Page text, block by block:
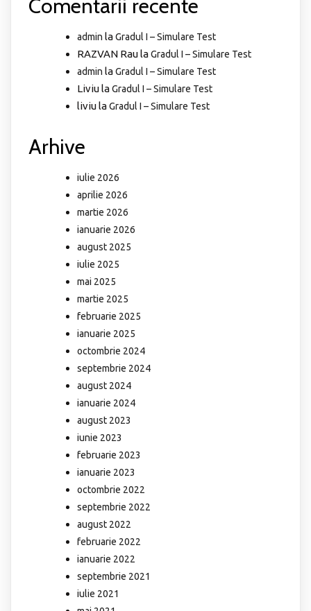
Comentarii recente
admin laGradul I – Simulare Test
RAZVAN RaulaGradul I – Simulare Test
admin laGradul I – Simulare Test
LiviulaGradul I – Simulare Test
liviulaGradul I – Simulare Test
Arhive
iulie 2026
aprilie 2026
martie 2026
ianuarie 2026
august 2025
iulie 2025
mai 2025
martie 2025
februarie 2025
ianuarie 2025
octombrie 2024
septembrie 2024
august 2024
ianuarie 2024
august 2023
iunie 2023
februarie 2023
ianuarie 2023
octombrie 2022
septembrie 2022
august 2022
februarie 2022
ianuarie 2022
septembrie 2021
iulie 2021